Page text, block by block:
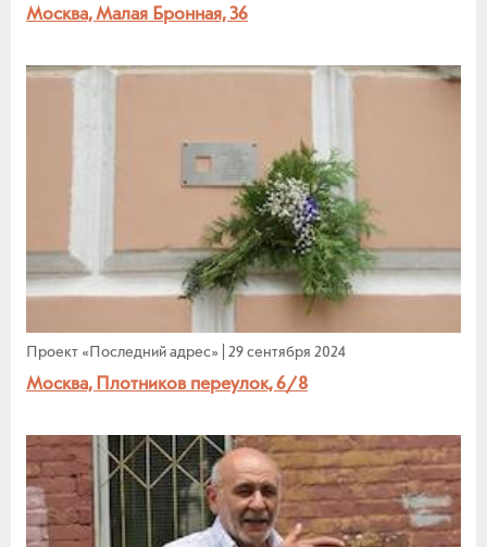
Москва, Малая Бронная, 36
Проект «Последний адрес» 29 сентября 2024
Москва, Плотников переулок, 6/8